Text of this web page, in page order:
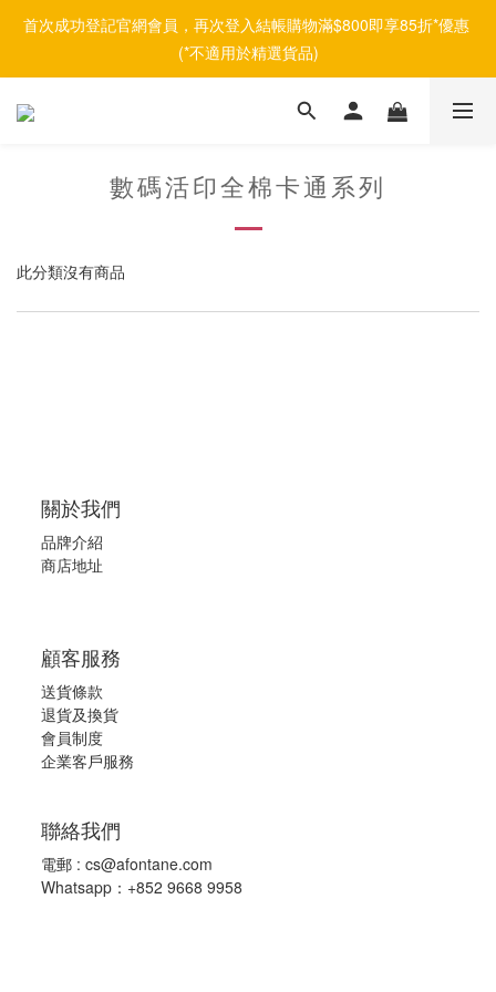
首次成功登記官網會員，再次登入結帳購物滿$800即享85折*優惠
(*不適用於精選貨品)
數碼活印全棉卡通系列
此分類沒有商品
關於我們
品牌介紹
商店地址
顧客服務
送貨條款
退貨及換貨
會員制度
企業客戶服務
聯絡我們
電郵 : cs@afontane.com
Whatsapp：+852 9668 9958